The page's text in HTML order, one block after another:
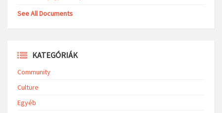
See All Documents
KATEGÓRIÁK
Community
Culture
Egyéb